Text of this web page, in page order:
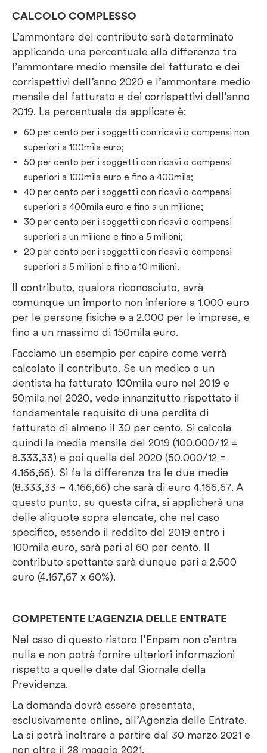
CALCOLO COMPLESSO
L’ammontare del contributo sarà determinato
applicando una percentuale alla differenza tra
l’ammontare medio mensile del fatturato e dei
corrispettivi dell’anno 2020 e l’ammontare medio
mensile del fatturato e dei corrispettivi dell’anno
2019. La percentuale da applicare è:
60 per cento per i soggetti con ricavi o compensi non
superiori a 100mila euro;
50 per cento per i soggetti con ricavi o compensi
superiori a 100mila euro e fino a 400mila;
40 per cento per i soggetti con ricavi o compensi
superiori a 400mila euro e fino a un milione;
30 per cento per i soggetti con ricavi o compensi
superiori a un milione e fino a 5 milioni;
20 per cento per i soggetti con ricavi o compensi
superiori a 5 milioni e fino a 10 milioni.
Il contributo, qualora riconosciuto, avrà
comunque un importo non inferiore a 1.000 euro
per le persone fisiche e a 2.000 per le imprese, e
fino a un massimo di 150mila euro.
Facciamo un esempio per capire come verrà
calcolato il contributo. Se un medico o un
dentista ha fatturato 100mila euro nel 2019 e
50mila nel 2020, vede innanzitutto rispettato il
fondamentale requisito di una perdita di
fatturato di almeno il 30 per cento. Si calcola
quindi la media mensile del 2019 (100.000/12 =
8.333,33) e poi quella del 2020 (50.000/12 =
4.166,66). Si fa la differenza tra le due medie
(8.333,33 – 4.166,66) che sarà di euro 4.166,67. A
questo punto, su questa cifra, si applicherà una
delle aliquote sopra elencate, che nel caso
specifico, essendo il reddito del 2019 entro i
100mila euro, sarà pari al 60 per cento. Il
contributo spettante sarà dunque pari a 2.500
euro (4.167,67 x 60%).
COMPETENTE L’AGENZIA DELLE ENTRATE
Nel caso di questo ristoro l’Enpam non c’entra
nulla e non potrà fornire ulteriori informazioni
rispetto a quelle date dal Giornale della
Previdenza.
La domanda dovrà essere presentata,
esclusivamente online, all’Agenzia delle Entrate.
La si potrà inoltrare a partire dal 30 marzo 2021 e
non oltre il 28 maggio 2021.